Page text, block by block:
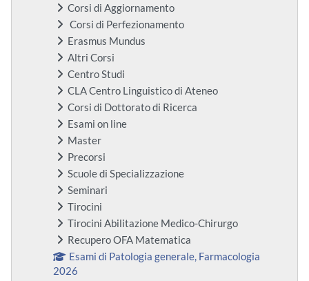
Corsi di Aggiornamento
Corsi di Perfezionamento
Erasmus Mundus
Altri Corsi
Centro Studi
CLA Centro Linguistico di Ateneo
Corsi di Dottorato di Ricerca
Esami on line
Master
Precorsi
Scuole di Specializzazione
Seminari
Tirocini
Tirocini Abilitazione Medico-Chirurgo
Recupero OFA Matematica
Esami di Patologia generale, Farmacologia
2026